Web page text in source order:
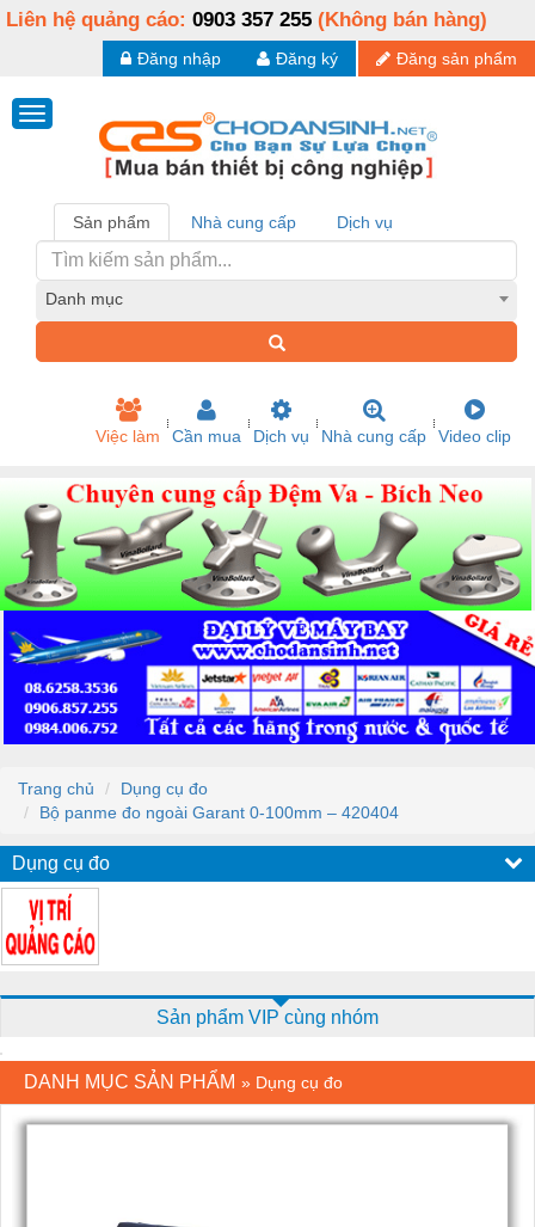
Liên hệ quảng cáo: 0903 357 255 (Không bán hàng)
Đăng sản phẩm
Đăng ký
Đăng nhập
Sản phẩm Nhà cung cấp Dịch vụ
Danh mục
Việc làm Cần mua Dịch vụ Nhà cung cấp Video clip
Trang chủ
Dụng cụ đo
Bộ panme đo ngoài Garant 0-100mm – 420404
Dụng cụ đo
Sản phẩm VIP cùng nhóm
DANH MỤC SẢN PHẨM » Dụng cụ đo